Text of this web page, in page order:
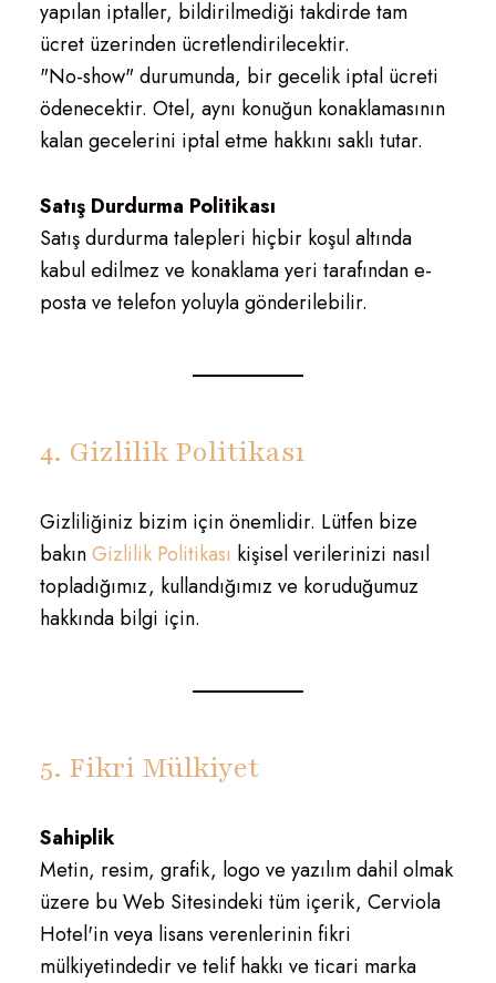
yapılan iptaller, bildirilmediği takdirde tam
ücret üzerinden ücretlendirilecektir.
"No-show" durumunda, bir gecelik iptal ücreti
ödenecektir. Otel, aynı konuğun konaklamasının
kalan gecelerini iptal etme hakkını saklı tutar.
Satış Durdurma Politikası
Satış durdurma talepleri hiçbir koşul altında
kabul edilmez ve konaklama yeri tarafından e-
posta ve telefon yoluyla gönderilebilir.
4. Gizlilik Politikası
Gizliliğiniz bizim için önemlidir. Lütfen bize
bakınGizlilik Politikası kişisel verilerinizi nasıl
topladığımız, kullandığımız ve koruduğumuz
hakkında bilgi için.
5. Fikri Mülkiyet
Sahiplik
Metin, resim, grafik, logo ve yazılım dahil olmak
üzere bu Web Sitesindeki tüm içerik, Cerviola
Hotel'in veya lisans verenlerinin fikri
mülkiyetindedir ve telif hakkı ve ticari marka